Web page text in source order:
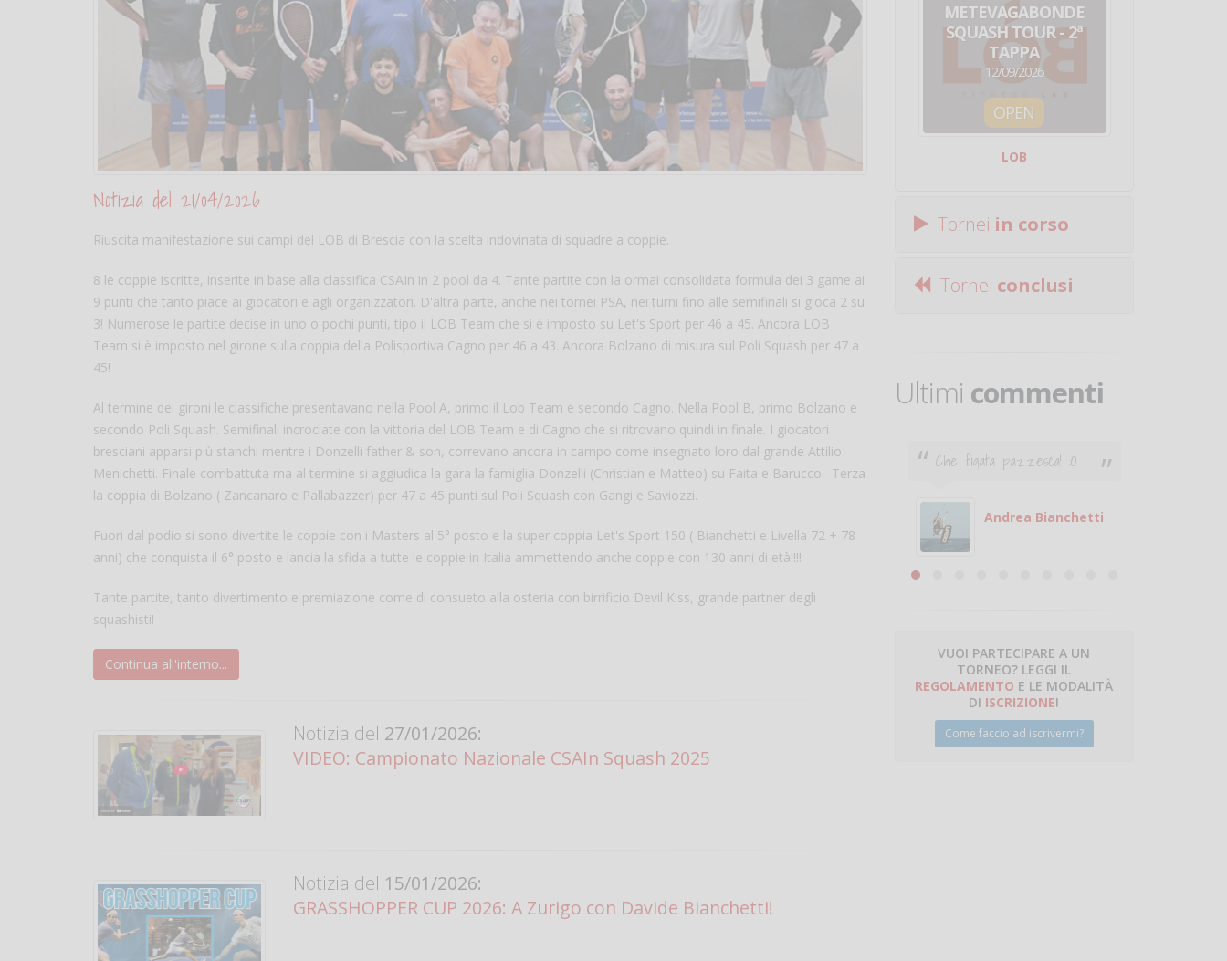
Notizia del 21/04/2026
Riuscita manifestazione sui campi del LOB di Brescia con la scelta indovinata di squadre a coppie.
8 le coppie iscritte, inserite in base alla classifica CSAIn in 2 pool da 4. Tante partite con la ormai consolidata formula dei 3 game ai
9 punti che tanto piace ai giocatori e agli organizzatori. D'altra parte, anche nei tornei PSA, nei turni fino alle semifinali si gioca 2 su
3! Numerose le partite decise in uno o pochi punti, tipo il LOB Team che si è imposto su Let's Sport per 46 a 45. Ancora LOB
Team si è imposto nel girone sulla coppia della Polisportiva Cagno per 46 a 43. Ancora Bolzano di misura sul Poli Squash per 47 a
45!
Al termine dei gironi le classifiche presentavano nella Pool A, primo il Lob Team e secondo Cagno. Nella Pool B, primo Bolzano e
secondo Poli Squash. Semifinali incrociate con la vittoria del LOB Team e di Cagno che si ritrovano quindi in finale. I giocatori
bresciani apparsi più stanchi mentre i Donzelli father & son, correvano ancora in campo come insegnato loro dal grande Attilio
Menichetti. Finale combattuta ma al termine si aggiudica la gara la famiglia Donzelli (Christian e Matteo) su Faita e Barucco. Terza
la coppia di Bolzano ( Zancanaro e Pallabazzer) per 47 a 45 punti sul Poli Squash con Gangi e Saviozzi.
Fuori dal podio si sono divertite le coppie con i Masters al 5° posto e la super coppia Let's Sport 150 ( Bianchetti e Livella 72 + 78
anni) che conquista il 6° posto e lancia la sfida a tutte le coppie in Italia ammettendo anche coppie con 130 anni di età!!!!
Tante partite, tanto divertimento e premiazione come di consueto alla osteria con birrificio Devil Kiss, grande partner degli
squashisti!
Continua all'interno...
Notizia del 27/01/2026:
VIDEO: Campionato Nazionale CSAIn Squash 2025
Notizia del 15/01/2026:
GRASSHOPPER CUP 2026: A Zurigo con Davide Bianchetti!
METEVAGABONDE
SQUASH TOUR - 2ª
TAPPA
12/09/2026
OPEN
LOB
Tornei in corso
Tornei conclusi
Ultimi commenti
Salve,
come fare per prenotare
un mio amico?
Devo chiamare il numero
telefonico o si può fare
online?
Che figata pazzesca! :O
Andrea Bianchetti
VUOI PARTECIPARE A UN
TORNEO? LEGGI IL
REGOLAMENTO E LE MODALITÀ
DI ISCRIZIONE!
Come faccio ad iscrivermi?